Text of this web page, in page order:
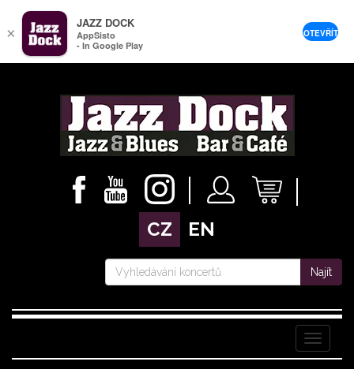
CZ EN
Najít
Menu
×
JAZZ DOCK
AppSisto
- In Google Play
OTEVŘÍT